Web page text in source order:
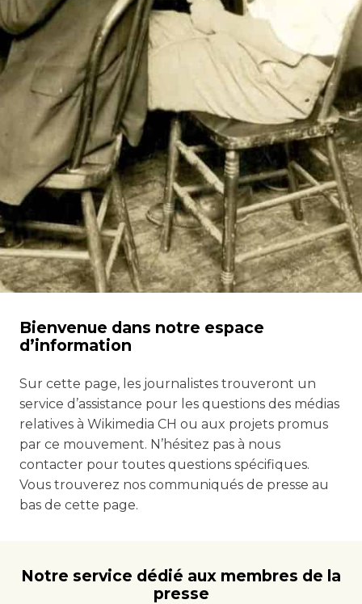
Bienvenue dans notre espace
d’information
Sur cette page, les journalistes trouveront un
service d’assistance pour les questions des médias
relatives à Wikimedia CH ou aux projets promus
par ce mouvement. N’hésitez pas à nous
contacter pour toutes questions spécifiques.
Vous trouverez nos communiqués de presse au
bas de cette page.
Notre service dédié aux membres de la
presse